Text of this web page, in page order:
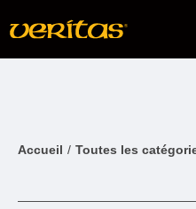
content
Accueil Toutes les